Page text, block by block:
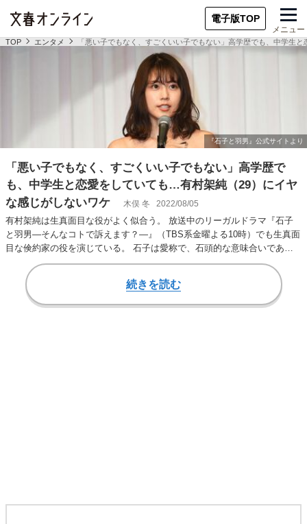
電子版TOP
メニュー
TOP エンタメ 「悪い子でもなく、すごくいい子でもない」高学歴でも、中学生
「悪い子でもなく、すごくいい子でもない」高学歴で
も、中学生と恋愛をしていても…有村架純（29）にイヤ
な感じがしないワケ
木俣 冬 2022/08/05
有村架純は生真面目な役がよく似合う。 放送中のリーガルドラマ『石子
と羽男―そんなコトで訴えます？―』（TBS系金曜よる10時）でも生真面
目な倹約家の役を演じている。 石子は愛称で、石頭的な意味合いであ
る。石子こと石…
続きを読む